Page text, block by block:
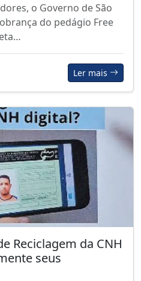
o Governo de São
do pedágio Free
Ler mais
Reciclagem da CNH
seus